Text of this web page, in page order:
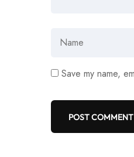
Save my name,